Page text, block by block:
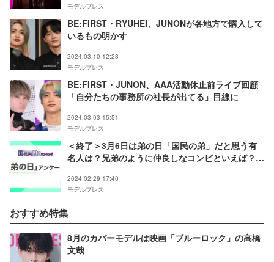
モデルプレス
BE:FIRST・RYUHEI、JUNONが各地方で購入して
いるもの明かす
2024.03.10 12:28
モデルプレス
BE:FIRST・JUNON、AAA活動休止前ライブ回顧
「自分たちの事務所の社長が出てる」目線に
2024.03.03 15:51
モデルプレス
＜終了＞3月6日は弟の日「国民の弟」だと思う有
名人は？兄弟のように仲良しなコンビといえば？
2024.02.29 17:40
モデルプレス
おすすめ特集
8月のカバーモデルは映画「ブルーロック」の高橋
文哉